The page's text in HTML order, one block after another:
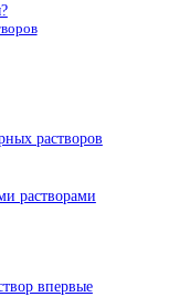
растворов
растворами
впервые